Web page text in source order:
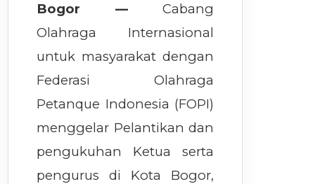
Bogor —Cabang
Olahraga Internasional
untuk masyarakat dengan
Federasi Olahraga
Petanque Indonesia (FOPI)
menggelar Pelantikan dan
pengukuhan Ketua serta
pengurus di Kota Bogor,